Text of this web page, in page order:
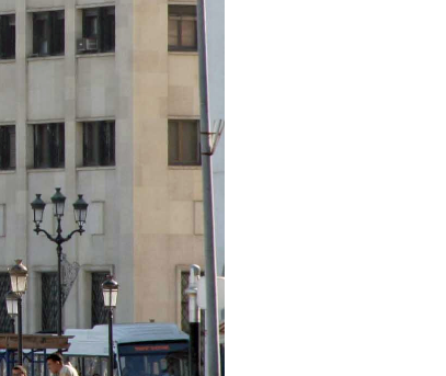
فلسطين
السعودية
السودان
سوريا
تونس